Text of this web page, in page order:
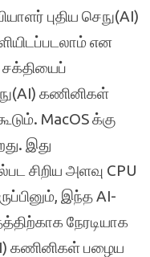
புதிய செநு(AI)
என
சக்தியைப்
கணினிகள்
MacOS க்கு
இது
சிறிய அளவு CPU
இந்த AI-
நேரடியாக
கணினிகள் பழைய